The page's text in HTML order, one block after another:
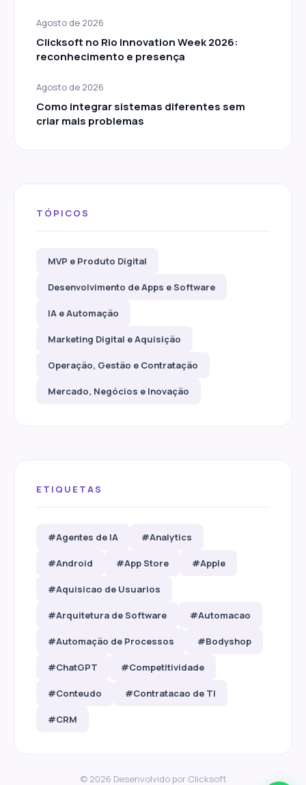
Agosto de 2026
Clicksoft no Rio Innovation Week 2026:
reconhecimento e presença
Agosto de 2026
Como integrar sistemas diferentes sem
criar mais problemas
TÓPICOS
MVP e Produto Digital
Desenvolvimento de Apps e Software
IA e Automação
Marketing Digital e Aquisição
Operação, Gestão e Contratação
Mercado, Negócios e Inovação
ETIQUETAS
#Agentes de IA #Analytics
#Android #App Store #Apple
#Aquisicao de Usuarios
#Arquitetura de Software #Automacao
#Automação de Processos #Bodyshop
#ChatGPT #Competitividade
#Conteudo #Contratacao de TI
#CRM
© 2026 Desenvolvido por Clicksoft